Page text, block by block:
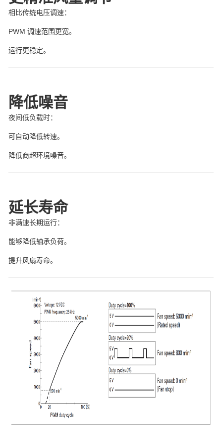
相比传统电压调速：
PWM 调速范围更宽。
运行更稳定。
降低噪音
夜间低负载时：
可自动降低转速。
降低商超环境噪音。
延长寿命
非满速长期运行：
能够降低轴承负荷。
提升风扇寿命。